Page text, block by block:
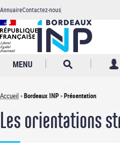
Aller
au
contenu
principal
Header
AnnuaireContactez-nous
MENU
Fil
d'Ariane
Accueil Bordeaux INP Présentation
Les orientations
Panneau de gestion des cookies